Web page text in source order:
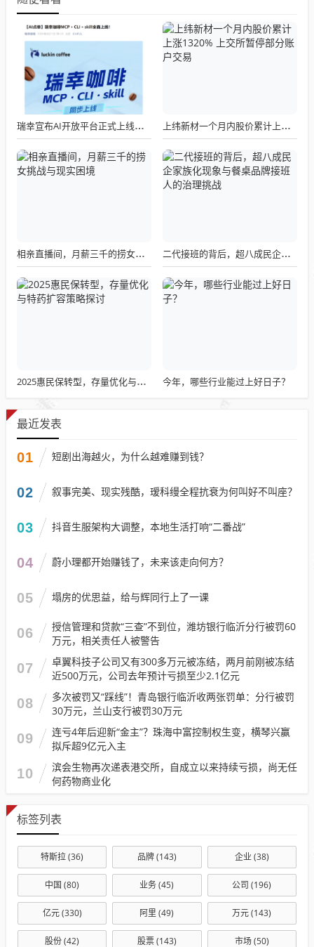
瑞幸宣布AI开放平台正式上线，我们点了一杯试了试 上纬新材一个月内股价累计上涨1320% 上交所暂停部分账户交易
相亲直播间，月薪三千的捞女挑战与现实困境 二代接班的背后，超八成民企家族化现象与餐桌品牌接班人的治理挑战
2025惠民保转型，存量优化与特药扩容策略探讨 今年，哪些行业能过上好日子？
最近发表
01 短剧出海越火，为什么越难赚到钱？
02 叙事完美、现实残酷，瑷科缦全程抗衰为何叫好不叫座？
03 抖音生服架构大调整，本地生活打响“二番战”
04 蔚小理都开始赚钱了，未来该走向何方？
05 塌房的优思益，给与辉同行上了一课
06
授信管理和贷款“三查”不到位，潍坊银行临沂分行被罚60
万元，相关责任人被警告
07
卓翼科技子公司又有300多万元被冻结，两月前刚被冻结
近500万元，公司去年预计亏损至少2.1亿元
08
多次被罚又“踩线”！青岛银行临沂收两张罚单：分行被罚
30万元，兰山支行被罚30万元
09
连亏4年后迎新“金主”？珠海中富控制权生变，横琴兴赢
拟斥超9亿元入主
10
滨会生物再次递表港交所，自成立以来持续亏损，尚无任
何药物商业化
标签列表
特斯拉(36) 品牌(143) 企业(38)
中国 (80) 业务(45) 公司 (196)
亿元(330) 阿里 (49) 万元(143)
股份(42) 股票(143) 市场(50)